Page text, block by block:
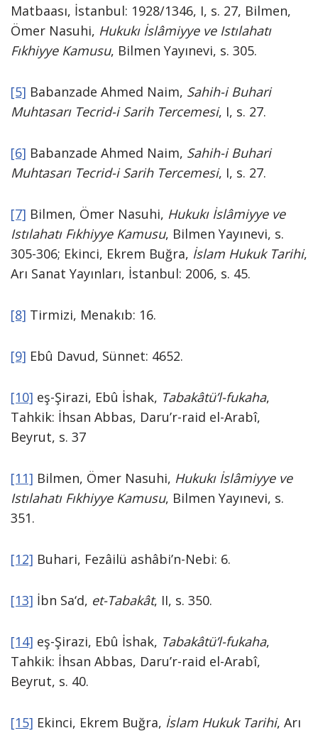
Matbaası, İstanbul: 1928/1346, I, s. 27, Bilmen,
Ömer Nasuhi, Hukukı İslâmiyye ve Istılahatı
Fıkhiyye Kamusu, Bilmen Yayınevi, s. 305.
[5] Babanzade Ahmed Naim, Sahih-i Buhari
Muhtasarı Tecrid-i Sarih Tercemesi, I, s. 27.
[6] Babanzade Ahmed Naim, Sahih-i Buhari
Muhtasarı Tecrid-i Sarih Tercemesi, I, s. 27.
[7] Bilmen, Ömer Nasuhi, Hukukı İslâmiyye ve
Istılahatı Fıkhiyye Kamusu, Bilmen Yayınevi, s.
305-306; Ekinci, Ekrem Buğra, İslam Hukuk Tarihi,
Arı Sanat Yayınları, İstanbul: 2006, s. 45.
[8] Tirmizi, Menakıb: 16.
[9] Ebû Davud, Sünnet: 4652.
[10] eş-Şirazi, Ebû İshak, Tabakâtü’l-fukaha,
Tahkik: İhsan Abbas, Daru’r-raid el-Arabî,
Beyrut, s. 37
[11] Bilmen, Ömer Nasuhi, Hukukı İslâmiyye ve
Istılahatı Fıkhiyye Kamusu, Bilmen Yayınevi, s.
351.
[12] Buhari, Fezâilü ashâbi’n-Nebi: 6.
[13] İbn Sa‘d, et-Tabakât, II, s. 350.
[14] eş-Şirazi, Ebû İshak, Tabakâtü’l-fukaha,
Tahkik: İhsan Abbas, Daru’r-raid el-Arabî,
Beyrut, s. 40.
[15] Ekinci, Ekrem Buğra, İslam Hukuk Tarihi, Arı